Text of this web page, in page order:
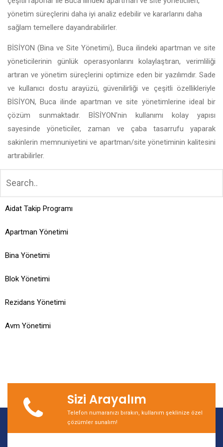
yönetim süreçlerini daha iyi analiz edebilir ve kararlarını daha
sağlam temellere dayandırabilirler.
BİSİYON (Bina ve Site Yönetimi), Buca ilindeki apartman ve site
yöneticilerinin günlük operasyonlarını kolaylaştıran, verimliliği
artıran ve yönetim süreçlerini optimize eden bir yazılımdır. Sade
ve kullanıcı dostu arayüzü, güvenilirliği ve çeşitli özellikleriyle
BİSİYON, Buca ilinde apartman ve site yönetimlerine ideal bir
çözüm sunmaktadır. BİSİYON'nin kullanımı kolay yapısı
sayesinde yöneticiler, zaman ve çaba tasarrufu yaparak
sakinlerin memnuniyetini ve apartman/site yönetiminin kalitesini
artırabilirler.
Aidat Takip Programı
Apartman Yönetimi
Bina Yönetimi
Blok Yönetimi
Rezidans Yönetimi
Avm Yönetimi
Sizi Arayalım
Telefon numaranızı bırakın, kullanım şeklinize özel
çözümler sunalım!